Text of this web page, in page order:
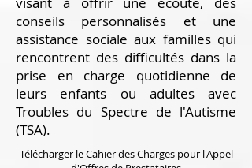
conseils personnalisés et une
assistance sociale aux familles qui
rencontrent des difficultés dans la
prise en charge quotidienne de
leurs enfants ou adultes avec
Troubles du Spectre de l'Autisme
(TSA).
Télécharger le Cahier des Charges pour l'Appel